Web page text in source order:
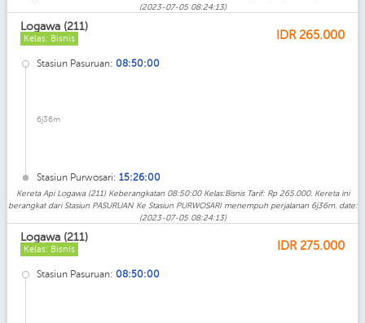
(2023-07-05 08:24:13)
Logawa (211)
Kelas: Bisnis IDR 265.000
Stasiun Pasuruan: 08:50:00
6j36m
Stasiun Purwosari: 15:26:00
Kereta Api Logawa (211) Keberangkatan 08:50:00 Kelas:Bisnis Tarif: Rp 265.000. Kereta ini
berangkat dari Stasiun PASURUAN Ke Stasiun PURWOSARI menempuh perjalanan 6j36m. date:
(2023-07-05 08:24:13)
Logawa (211)
Kelas: Bisnis IDR 275.000
Stasiun Pasuruan: 08:50:00